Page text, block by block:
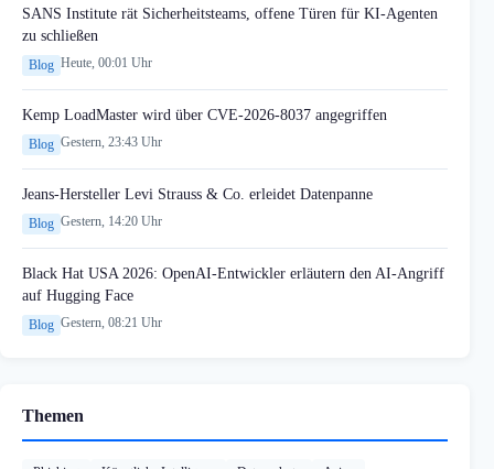
SANS Institute rät Sicherheitsteams, offene Türen für KI-Agenten
zu schließen
Blog Heute, 00:01 Uhr
Kemp LoadMaster wird über CVE-2026-8037 angegriffen
Blog Gestern, 23:43 Uhr
Jeans-Hersteller Levi Strauss & Co. erleidet Datenpanne
Blog Gestern, 14:20 Uhr
Black Hat USA 2026: OpenAI-Entwickler erläutern den AI-Angriff
auf Hugging Face
Blog Gestern, 08:21 Uhr
Themen